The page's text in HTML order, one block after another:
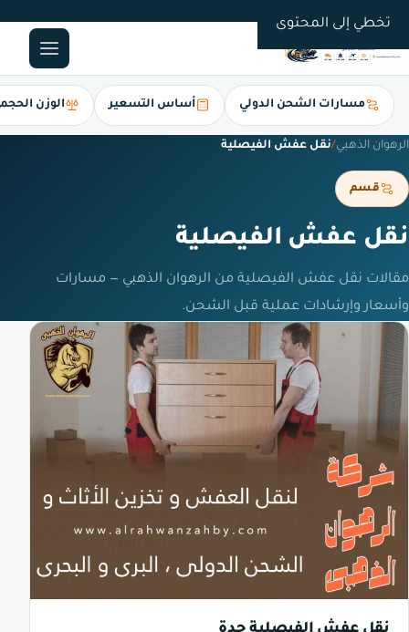
تخطي إلى المحتوى
مسارات الشحن الدولي أساس التسعير الوزن
الرهوان الذهبي/نقل عفش الفيصلية
قسم
نقل عفش الفيصلية
مقالات نقل عفش الفيصلية من الرهوان الذهبي — مسارات
وأسعار وإرشادات عملية قبل الشحن.